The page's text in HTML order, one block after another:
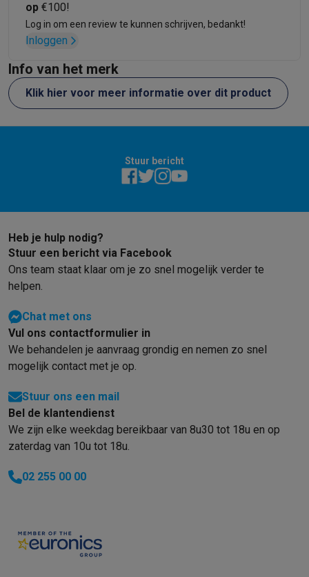
op €100!
Log in om een review te kunnen schrijven, bedankt!
Inloggen
Info van het merk
Klik hier voor meer informatie over dit product
Stuur bericht
Heb je hulp nodig?
Stuur een bericht via Facebook
Ons team staat klaar om je zo snel mogelijk verder te
helpen.
Chat met ons
Vul ons contactformulier in
We behandelen je aanvraag grondig en nemen zo snel
mogelijk contact met je op.
Stuur ons een mail
Bel de klantendienst
We zijn elke weekdag bereikbaar van 8u30 tot 18u en op
zaterdag van 10u tot 18u.
02 255 00 00